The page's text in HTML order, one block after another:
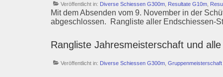
Veröffentlicht in: Diverse Schiessen G300m Resultate G10m
Mit dem Absenden vom 9. November in der
abgeschlossen. Rangliste aller Endschiessen-
Rangliste Jahresmeisterschaft und
Veröffentlicht in: Diverse Schiessen G300m